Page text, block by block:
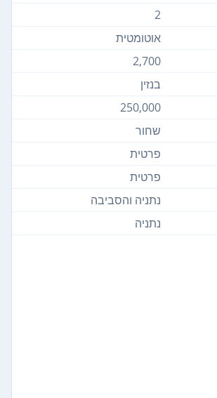
2
אוטומטית
2,700
בנזין
250,000
שחור
פרטית
פרטית
נתניה והסביבה
נתניה